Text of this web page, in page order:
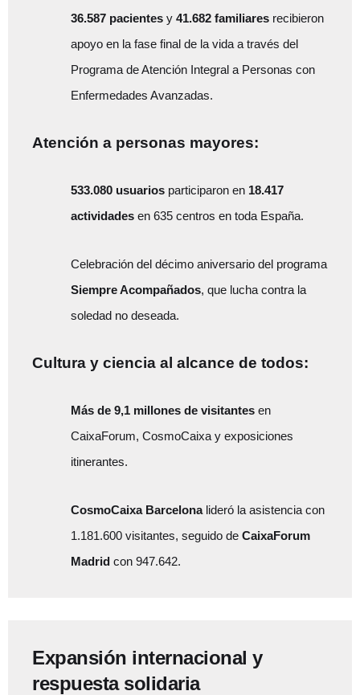
36.587 pacientes y 41.682 familiares recibieron
apoyo en la fase final de la vida a través del
Programa de Atención Integral a Personas con
Enfermedades Avanzadas.
Atención a personas mayores:
533.080 usuarios participaron en 18.417
actividades en 635 centros en toda España.
Celebración del décimo aniversario del programa
Siempre Acompañados, que lucha contra la
soledad no deseada.
Cultura y ciencia al alcance de todos:
Más de 9,1 millones de visitantes en
CaixaForum, CosmoCaixa y exposiciones
itinerantes.
CosmoCaixa Barcelonalideró la asistencia con
1.181.600 visitantes, seguido de CaixaForum
Madrid con 947.642.
Expansión internacional y
respuesta solidaria